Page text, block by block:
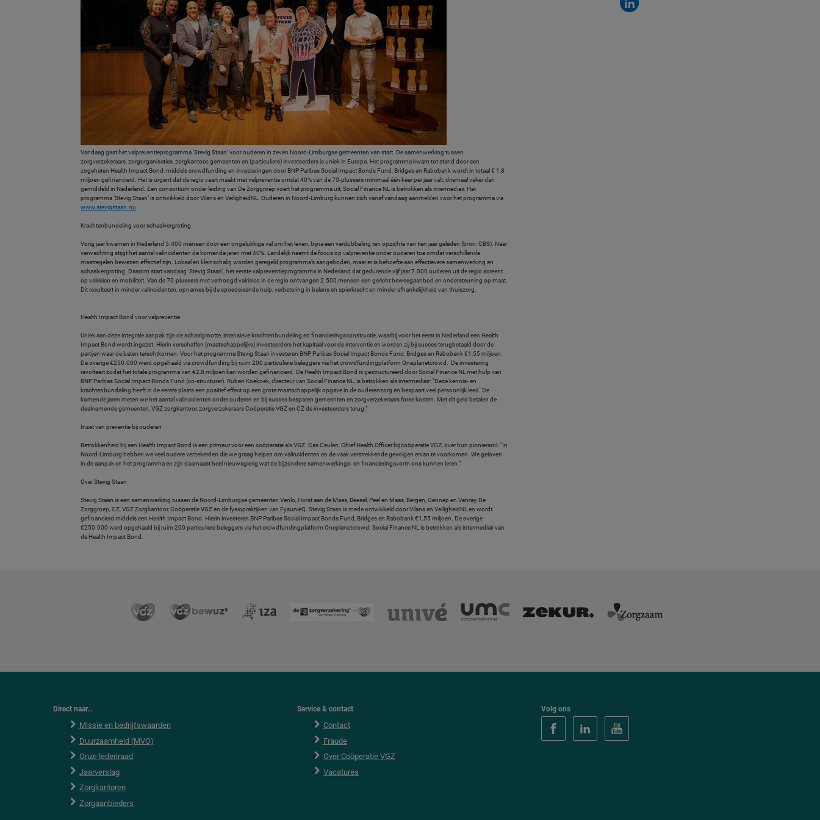
Vandaag gaat het valpreventieprogramma ‘Stevig Staan’ voor ouderen in zeven Noord-Limburgse gemeenten van start. De samenwerking tussen
zorgverzekeraars, zorgorganisaties, zorgkantoor, gemeenten en (particuliere) investeerders is uniek in Europa. Het programma kwam tot stand door een
zogeheten Health Impact Bond: middels crowdfunding en investeringen door BNP Paribas Social Impact Bonds Fund, Bridges en Rabobank wordt in totaal € 1,8
miljoen gefinancierd. Het is urgent dat de regio vaart maakt met valpreventie omdat 40% van de 70-plussers minimaal één keer per jaar valt; driemaal vaker dan
gemiddeld in Nederland. Een consortium onder leiding van De Zorggroep voert het programma uit, Social Finance NL is betrokken als intermediair. Het
programma ‘Stevig Staan’ is ontwikkeld door Vilans en VeiligheidNL. Ouderen in Noord-Limburg kunnen zich vanaf vandaag aanmelden voor het programma via
www.stevigstaan.nu
Krachtenbundeling voor schaalvergroting
Vorig jaar kwamen in Nederland 5.400 mensen door een ongelukkige val om het leven, bijna een verdubbeling ten opzichte van tien jaar geleden (bron: CBS). Naar
verwachting stijgt het aantal valincidenten de komende jaren met 40%. Landelijk neemt de focus op valpreventie onder ouderen toe omdat verschillende
maatregelen bewezen effectief zijn. Lokaal en kleinschalig worden geregeld programma’s aangeboden, maar er is behoefte aan effectievere samenwerking en
schaalvergroting. Daarom start vandaag ‘Stevig Staan’, het eerste valpreventieprogramma in Nederland dat gedurende vijf jaar 7.000 ouderen uit de regio screent
op valrisico en mobiliteit. Van de 70-plussers met verhoogd valrisico in de regio ontvangen 2.500 mensen een gericht beweegaanbod en ondersteuning op maat.
Dit resulteert in minder valincidenten, opnames bij de spoedeisende hulp, verbetering in balans en spierkracht en minder afhankelijkheid van thuiszorg.
Health Impact Bond voor valpreventie
Uniek aan deze integrale aanpak zijn de schaalgrootte, intensieve krachtenbundeling en financieringsconstructie, waarbij voor het eerst in Nederland een Health
Impact Bond wordt ingezet. Hierin verschaffen (maatschappelijke) investeerders het kapitaal voor de interventie en worden zij bij succes terugbetaald door de
partijen waar de baten terechtkomen. Voor het programma Stevig Staan investeren BNP Paribas Social Impact Bonds Fund, Bridges en Rabobank €1,55 miljoen.
De overige €250.000 werd opgehaald via crowdfunding bij ruim 200 particuliere beleggers via het crowdfundingplatform Oneplanetcrowd. De investering
revolteert zodat het totale programma van €2,8 miljoen kan worden gefinancierd. De Health Impact Bond is gestructureerd door Social Finance NL met hulp van
BNP Paribas Social Impact Bonds Fund (co-structurer). Ruben Koekoek, directeur van Social Finance NL, is betrokken als intermediair: “Deze kennis- en
krachtenbundeling heeft in de eerste plaats een positief effect op een grote maatschappelijk opgave in de ouderenzorg en bespaart veel persoonlijk leed. De
komende jaren meten we het aantal valincidenten onder ouderen en bij succes besparen gemeenten en zorgverzekeraars forse kosten. Met dit geld betalen de
deelnemende gemeenten, VGZ zorgkantoor, zorgverzekeraars Coöperatie VGZ en CZ de investeerders terug.”
Inzet van preventie bij ouderen
Betrokkenheid bij een Health Impact Bond is een primeur voor een coöperatie als VGZ. Cas Ceulen, Chief Health Officer bij coöperatie VGZ, over hun pioniersrol: “In
Noord-Limburg hebben we veel oudere verzekerden die we graag helpen om valincidenten en de vaak verstrekkende gevolgen ervan te voorkomen. We geloven
in de aanpak en het programma en zijn daarnaast heel nieuwsgierig wat de bijzondere samenwerkings- en financieringsvorm ons kunnen leren.”
Over Stevig Staan
Stevig Staan is een samenwerking tussen de Noord-Limburgse gemeenten Venlo, Horst aan de Maas, Beesel, Peel en Maas, Bergen, Gennep en Venray, De
Zorggroep, CZ, VGZ Zorgkantoor, Coöperatie VGZ en de fysiopraktijken van FysunieQ. Stevig Staan is mede ontwikkeld door Vilans en VeiligheidNL en wordt
gefinancierd middels een Health Impact Bond. Hierin investeren BNP Paribas Social Impact Bonds Fund, Bridges en Rabobank €1,55 miljoen. De overige
€250.000 werd opgehaald bij ruim 200 particuliere beleggers via het crowdfundingplatform Oneplanetcrowd. Social Finance NL is betrokken als intermediair van
de Health Impact Bond.
Direct naar...
Missie en bedrijfswaarden
Duurzaamheid (MVO)
Onze ledenraad
Jaarverslag
Zorgkantoren
Zorgaanbieders
Service & contact
Contact
Fraude
Over Coöperatie VGZ
Vacatures
Volg ons